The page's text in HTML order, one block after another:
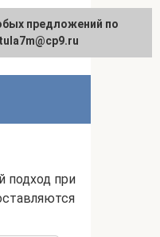
подход при
предложений по